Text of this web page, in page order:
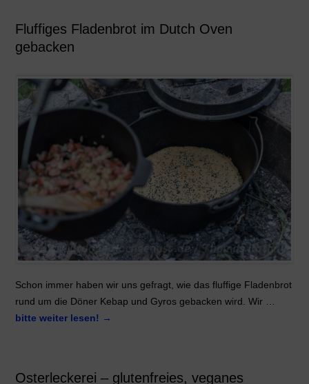
Fluffiges Fladenbrot im Dutch Oven
gebacken
Schon immer haben wir uns gefragt, wie das fluffige Fladenbrot
rund um die Döner Kebap und Gyros gebacken wird. Wir …
bitte weiter lesen! →
Osterleckerei – glutenfreies, veganes